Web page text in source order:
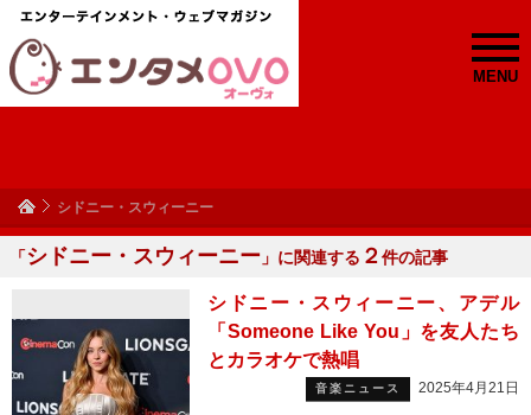
MENU
シドニー・スウィーニー
「シドニー・スウィーニー 」に関連する ２件の記事
シドニー・スウィーニー、アデル
「Someone Like You」を友人たち
とカラオケで熱唱
音楽ニュース 2025年4月21日